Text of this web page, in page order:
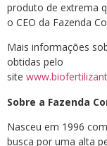
produto de extrema
o CEO da Fazenda
Mais informações
obtidas pelo
site
Sobre a Fazenda
Nasceu em 1996
busca por uma alta